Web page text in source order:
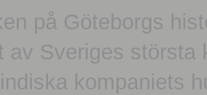
på Göteborgs
av Sveriges största
kompaniets